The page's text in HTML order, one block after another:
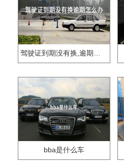
驾驶证到期没有换,逾期怎么办??
bba是什么车